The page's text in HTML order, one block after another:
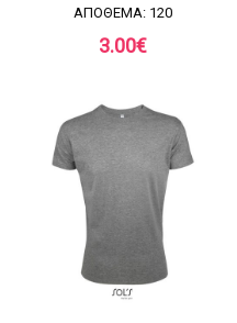
ΑΠΟΘΕΜΑ: 120
3.00€